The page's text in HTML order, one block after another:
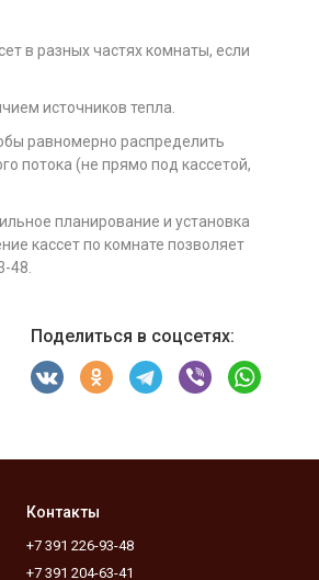
в разных частях комнаты, если
источников тепла.
равномерно распределить
потока (не прямо под кассетой,
планирование и установка
кассет по комнате позволяет
48.
Поделиться в соцсетях:
Контакты
+7 391 226-93-48
+7 391 204-63-41